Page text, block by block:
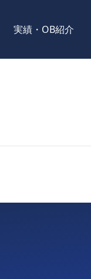
実績・OB紹介